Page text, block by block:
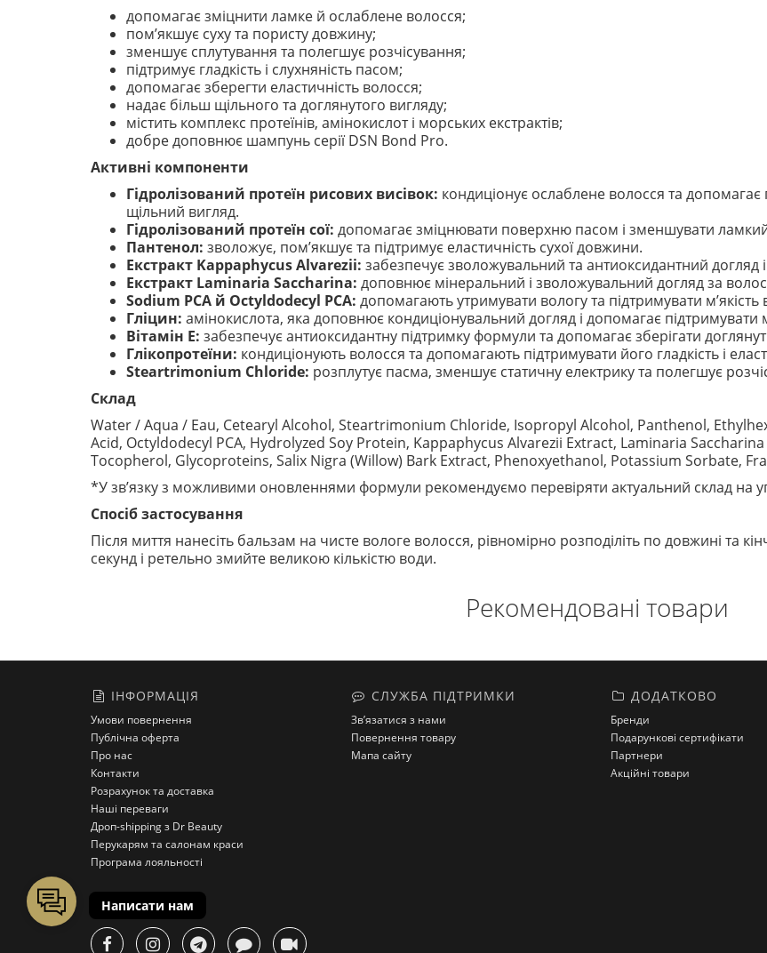
допомагає зміцнити ламке й ослаблене волосся;
пом’якшує суху та пористу довжину;
зменшує сплутування та полегшує розчісування;
підтримує гладкість і слухняність пасом;
допомагає зберегти еластичність волосся;
надає більш щільного та доглянутого вигляду;
містить комплекс протеїнів, амінокислот і морських екстрактів;
добре доповнює шампунь серії DSN Bond Pro.
Активні компоненти
Гідролізований протеїн рисових висівок: кондиціонує ослаблене волосся та допомагає
щільний вигляд.
Гідролізований протеїн сої: допомагає зміцнювати поверхню пасом і зменшувати
Пантенол: зволожує, пом’якшує та підтримує еластичність сухої довжини.
Екстракт Kappaphycus Alvarezii: забезпечує зволожувальний та антиоксидантний догляд
Екстракт Laminaria Saccharina: доповнює мінеральний і зволожувальний догляд за
Sodium PCA й Octyldodecyl PCA: допомагають утримувати вологу та підтримувати м’якість
Гліцин: амінокислота, яка доповнює кондиціонувальний догляд і допомагає
Вітамін Е: забезпечує антиоксидантну підтримку формули та допомагає зберігати
Глікопротеїни: кондиціонують волосся та допомагають підтримувати його гладкість і
Steartrimonium Chloride: розплутує пасма, зменшує статичну електрику та полегшує
Склад
Water / Aqua / Eau, Cetearyl Alcohol, Steartrimonium Chloride, Isopropyl Alcohol, Panthenol,
Acid, Octyldodecyl PCA, Hydrolyzed Soy Protein, Kappaphycus Alvarezii Extract, Laminaria
Tocopherol, Glycoproteins, Salix Nigra (Willow) Bark Extract, Phenoxyethanol, Potassium Sorbate,
*У зв’язку з можливими оновленнями формули рекомендуємо перевіряти актуальний склад на
Спосіб застосування
Після миття нанесіть бальзам на чисте вологе волосся, рівномірно розподіліть по довжині та
секунд і ретельно змийте великою кількістю води.
Рекомендовані товари
ІНФОРМАЦІЯ
Умови повернення
Публічна оферта
Про нас
Контакти
Розрахунок та доставка
Наші переваги
Дроп-shipping з Dr Beauty
Перукарям та салонам краси
Програма лояльності
СЛУЖБА ПІДТРИМКИ
Зв’язатися з нами
Повернення товару
Мапа сайту
ДОДАТКОВО
Бренди
Подарункові сертифікати
Партнери
Акційні товари